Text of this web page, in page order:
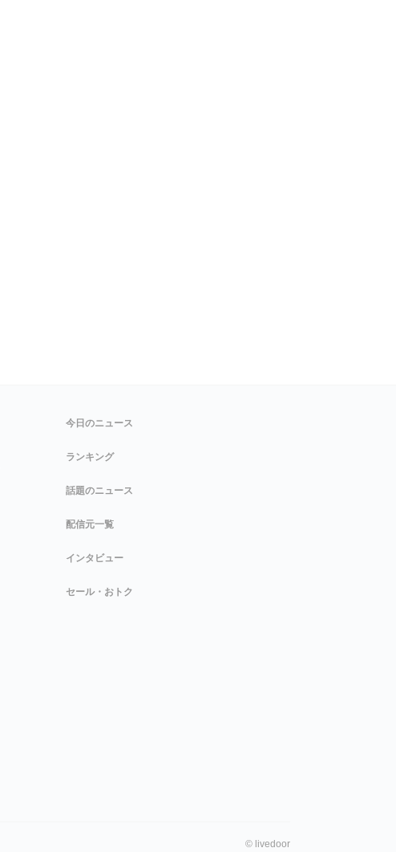
今日のニュース
ランキング
話題のニュース
配信元一覧
インタビュー
セール・おトク
© livedoor